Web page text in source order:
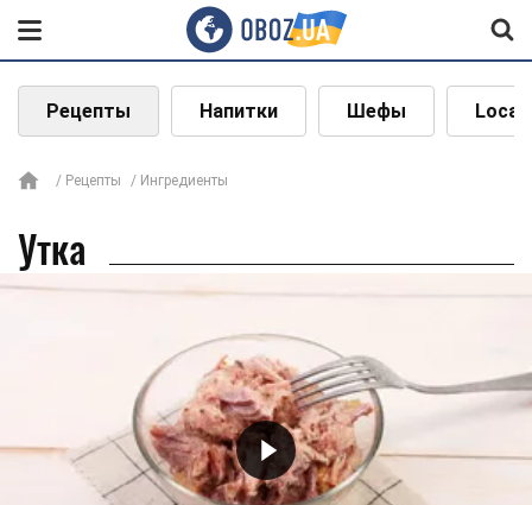
Рецепты Напитки Шефы Local
Рецепты Ингредиенты
Утка